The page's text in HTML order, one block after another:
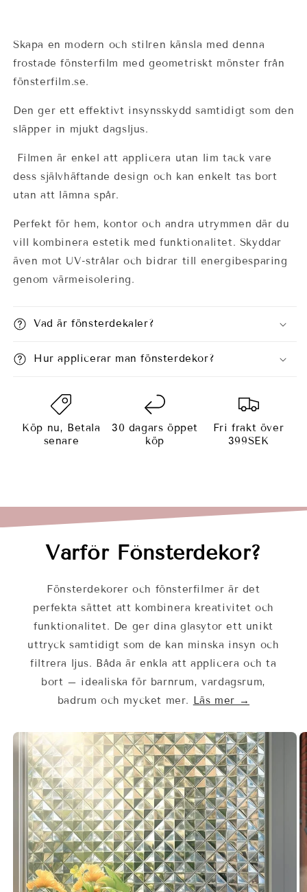
Skapa en modern och stilren känsla med denna
frostade fönsterfilm med geometriskt mönster från
fönsterfilm.se.
Den ger ett effektivt insynsskydd samtidigt som den
släpper in mjukt dagsljus.
Filmen är enkel att applicera utan lim tack vare
dess självhäftande design och kan enkelt tas bort
utan att lämna spår.
Perfekt för hem, kontor och andra utrymmen där du
vill kombinera estetik med funktionalitet. Skyddar
även mot UV-strålar och bidrar till energibesparing
genom värmeisolering.
Vad är fönsterdekaler?
Hur applicerar man fönsterdekor?
Köp nu, Betala
senare
30 dagars öppet
köp
Fri frakt över
399SEK
Varför Fönsterdekor?
Fönsterdekorer och fönsterfilmer är det
perfekta sättet att kombinera kreativitet och
funktionalitet. De ger dina glasytor ett unikt
uttryck samtidigt som de kan minska insyn och
filtrera ljus. Båda är enkla att applicera och ta
bort – idealiska för barnrum, vardagsrum,
badrum och mycket mer. Läs mer →